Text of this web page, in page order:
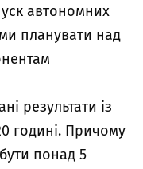
автономних
планувати над
результати із
годині. Причому
понад 5